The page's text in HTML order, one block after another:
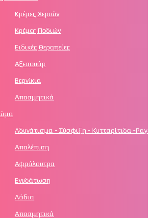
Κρέμες Χεριών
Κρέμες Ποδιών
Ειδικές Θεραπείες
Αξεσουάρ
Βερνίκια
Αποσμητικά
Αδυνάτισμα - Σύσφιξη - Κυτταρίτιδα -
Απολέπιση
Αφρόλουτρα
Ενυδάτωση
Λάδια
Αποσμητικά